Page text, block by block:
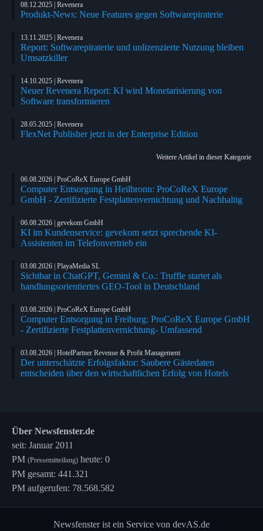
08.12.2025 | Revenera
Produkt-News: Neue Features gegen Softwarepiraterie
13.11.2025 | Revenera
Report: Softwarepiraterie und unlizenzierte Nutzung bleiben
Umsatzkiller
14.10.2025 | Revenera
Neuer Revenera Report: KI wird Monetarisierung von
Software transformieren
28.05.2025 | Revenera
FlexNet Publisher jetzt in der Enterprise Edition
Weitere Artikel in dieser Kategorie
06.08.2026 | ProCoReX Europe GmbH
Computer Entsorgung in Heilbronn: ProCoReX Europe
GmbH - Zertifizierte Festplattenvernichtung und Nachhaltig
06.08.2026 | gevekom GmbH
KI im Kundenservice: gevekom setzt sprechende KI-
Assistenten im Telefonvertrieb ein
03.08.2026 | PlayaMedia SL
Sichtbar in ChatGPT, Gemini & Co.: Truffle startet als
handlungsorientiertes GEO-Tool in Deutschland
03.08.2026 | ProCoReX Europe GmbH
Computer Entsorgung in Freiburg: ProCoReX Europe GmbH
- Zertifizierte Festplattenvernichtung- Umfassend
03.08.2026 | HotelPartner Revenue & Profit Management
Der unterschätzte Erfolgsfaktor: Saubere Gästedaten
entscheiden über den wirtschaftlichen Erfolg von Hotels
Über Newsfenster.de
seit: Januar 2011
PM (Pressemitteilung) heute: 0
PM gesamt: 441.321
PM aufgerufen: 78.568.582
Newsfenster ist ein Service von devAS.de